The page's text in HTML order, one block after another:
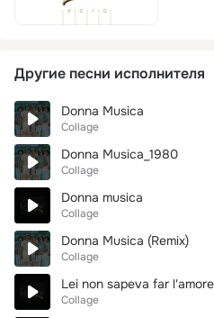
Другие песни исполнителя
Donna Musica
Collage
Donna Musica_1980
Collage
Donna musica
Collage
Donna Musica (Remix)
Collage
Lei non sapeva far l'amore
Collage